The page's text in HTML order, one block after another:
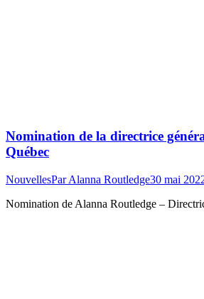
Nomination de la directrice
Québec
NouvellesParAlanna Routledge30 mai
Nomination de Alanna Routledge –